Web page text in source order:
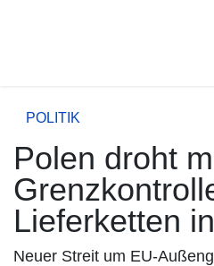
POLITIK
Polen droht
Lieferketten
Neuer Streit um EU-